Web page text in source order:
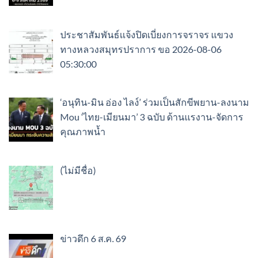
ประชาสัมพันธ์แจ้งปิดเบี่ยงการจราจร แขวง
ทางหลวงสมุทรปราการ ขอ 2026-08-06
05:30:00
‘อนุทิน-มิน อ่อง ไลง์’ ร่วมเป็นสักขีพยาน-ลงนาม
Mou ‘ไทย-เมียนมา’ 3 ฉบับ ด้านแรงาน-จัดการ
คุณภาพน้ำ
(ไม่มีชื่อ)
ข่าวดึก 6 ส.ค. 69